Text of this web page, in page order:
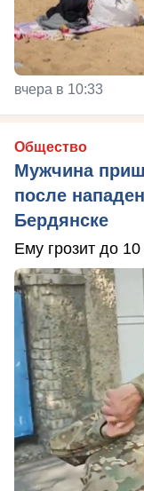
вчера в 10:33
Общество
Мужчина
после
Бердянске
Ему грозит до